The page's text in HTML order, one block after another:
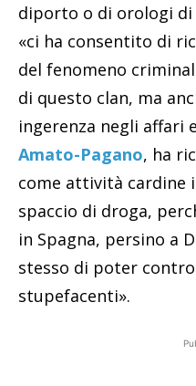
diporto o di orologi di
«ci ha consentito di
del fenomeno
di questo clan, ma
ingerenza negli affari
Amato-Pagano, ha
come attività cardine
spaccio di droga,
in Spagna, persino a
stesso di poter
stupefacenti».